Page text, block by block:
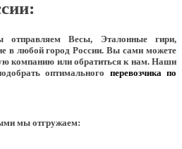
Весы, Эталонные гири,
в любой город России. Вы сами можете
компанию или обратиться к нам. Наши
оптимального перевозчика по
мы отгружаем: